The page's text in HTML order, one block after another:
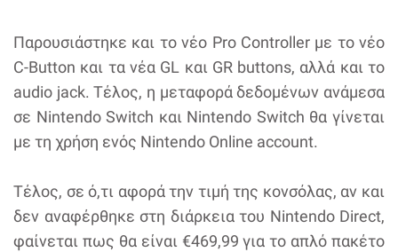
Παρουσιάστηκε και το νέο Pro Controller με το νέο
C-Button και τα νέα GL και GR buttons, αλλά και το
audio jack. Τέλος, η μεταφορά δεδομένων ανάμεσα
σε Nintendo Switch και Nintendo Switch θα γίνεται
με τη χρήση ενός Nintendo Online account.
Τέλος, σε ό,τι αφορά την τιμή της κονσόλας, αν και
δεν αναφέρθηκε στη διάρκεια του Nintendo Direct,
φαίνεται πως θα είναι €469,99 για το απλό πακέτο